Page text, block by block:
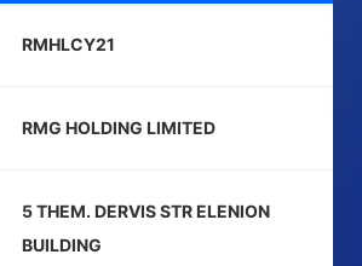
RMHLCY21
RMG HOLDING LIMITED
5 THEM. DERVIS STR ELENION
BUILDING